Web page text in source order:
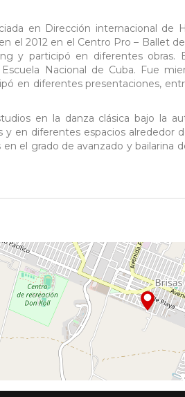
en Dirección internacional de
en el 2012 en el Centro Pro – Ballet
y participó en diferentes
Nacional de Cuba. Fue
en diferentes presentaciones,
en la danza clásica bajo la
y en diferentes espacios alrededor
en el grado de avanzado y bailarina